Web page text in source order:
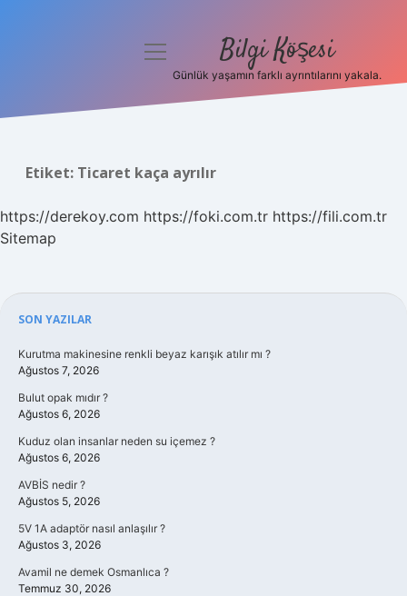
Hakkımızda
menüyü
Bilgi Köşesi
Günlük yaşamın farklı ayrıntılarını yakala.
Etiket: Ticaret kaça ayrılır
https://derekoy.com https://foki.com.tr https://fili.com.tr
Sitemap
Sidebar
SON YAZILAR
Kurutma makinesine renkli beyaz karışık atılır mı ?
Ağustos 7, 2026
Bulut opak mıdır ?
Ağustos 6, 2026
Kuduz olan insanlar neden su içemez ?
Ağustos 6, 2026
AVBİS nedir ?
Ağustos 5, 2026
5V 1A adaptör nasıl anlaşılır ?
Ağustos 3, 2026
Avamil ne demek Osmanlıca ?
Temmuz 30, 2026